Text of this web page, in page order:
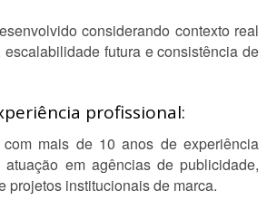
considerando contexto real
futura e consistência de
profissional:
com mais de 10 anos de experiência
atuação em agências de publicidade,
projetos institucionais de marca.